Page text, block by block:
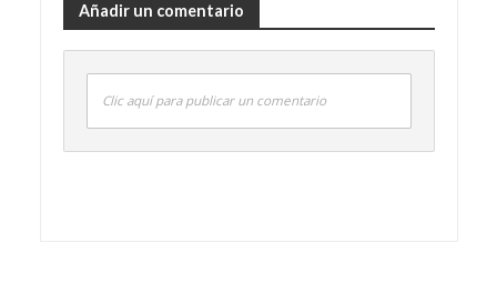
Añadir un comentario
Clic aquí para publicar un comentario